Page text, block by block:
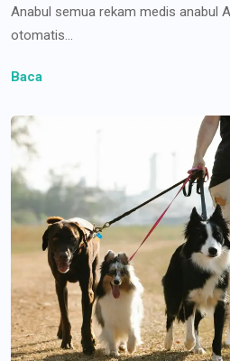
Anabul semua rekam medis anabul
otomatis...
Baca